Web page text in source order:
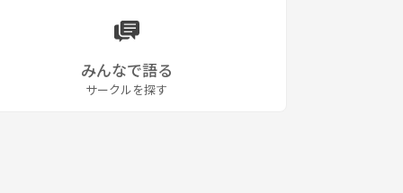
みんなで語る
サークルを探す